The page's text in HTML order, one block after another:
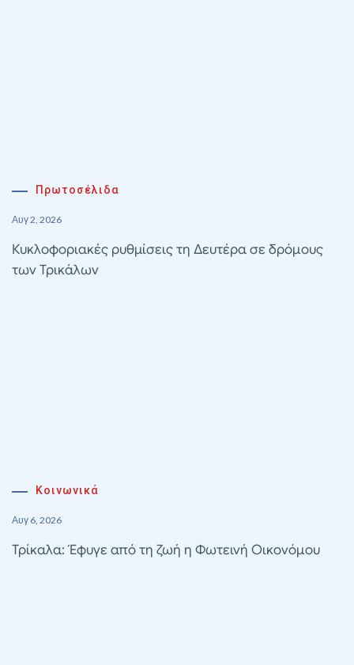
Πρωτοσέλιδα
Αυγ 2, 2026
Κυκλοφοριακές ρυθμίσεις τη Δευτέρα σε δρόμους
των Τρικάλων
Κοινωνικά
Αυγ 6, 2026
Τρίκαλα: Έφυγε από τη ζωή η Φωτεινή Οικονόμου